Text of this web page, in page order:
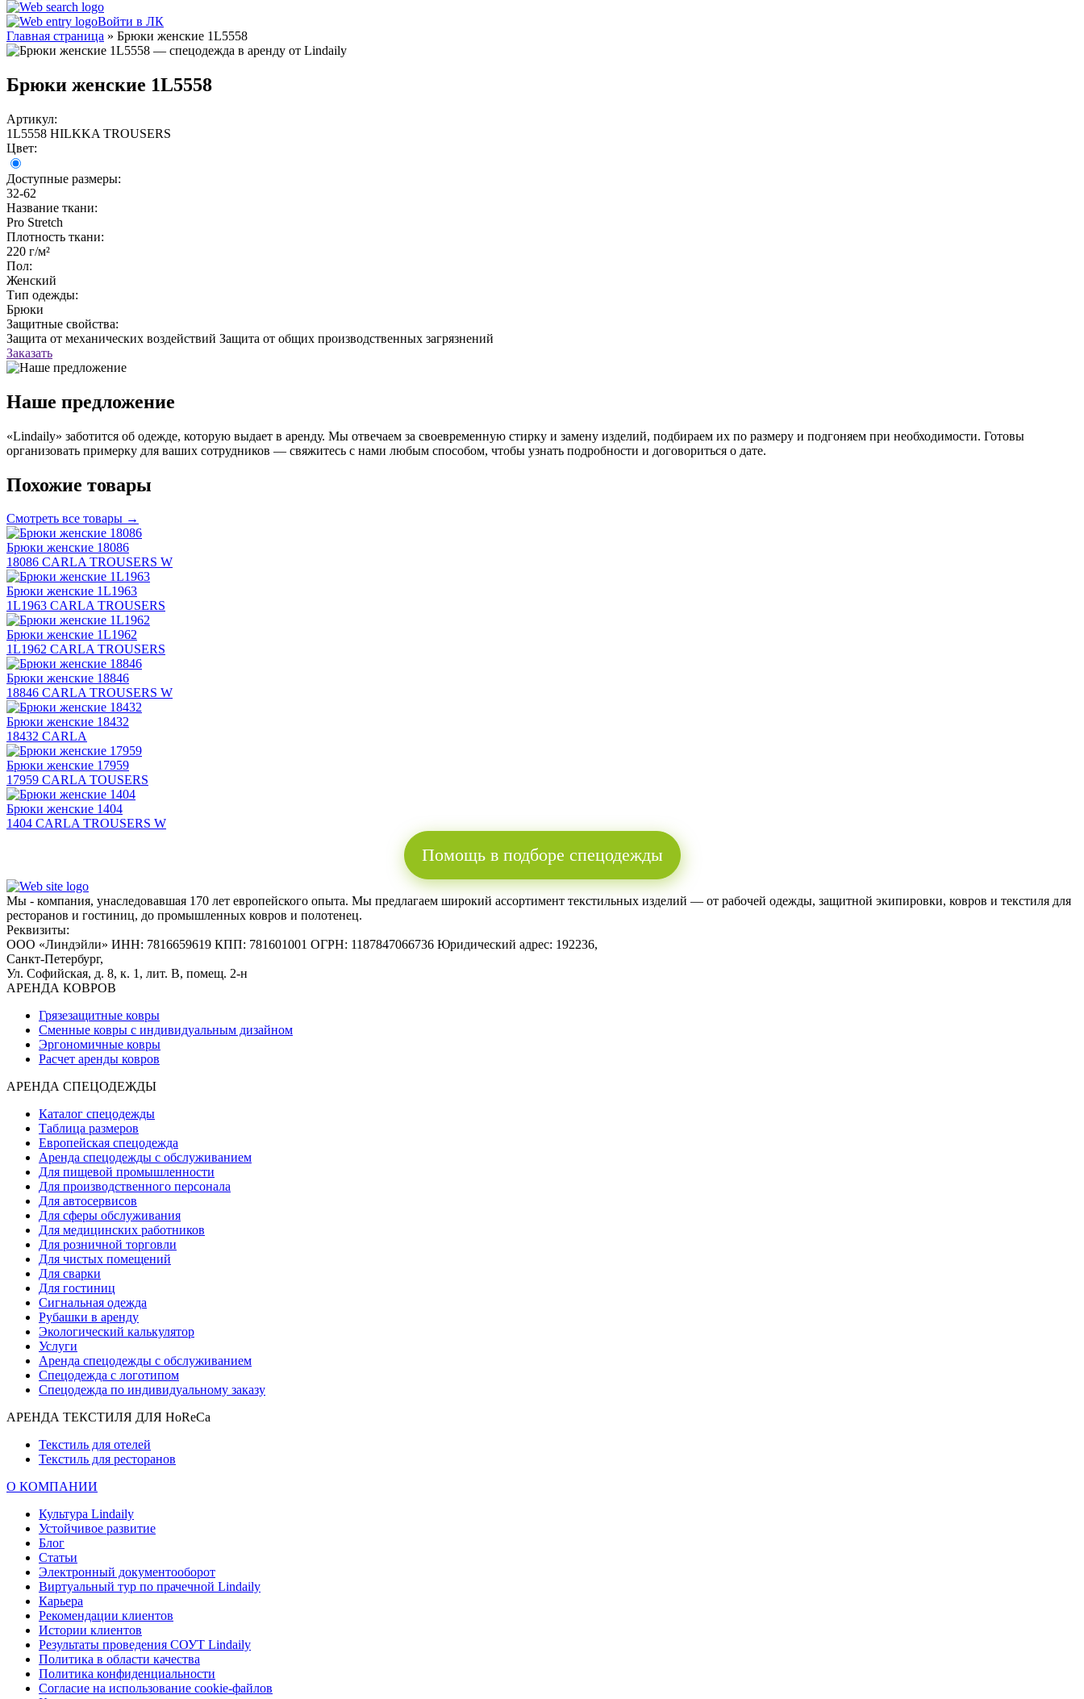
Войти в ЛК
Главная страница » Брюки женские 1L5558
Брюки женские 1L5558
Артикул:
1L5558 HILKKA TROUSERS
Цвет:
Доступные размеры:
32-62
Название ткани:
Pro Stretch
Плотность ткани:
220 г/м²
Пол:
Женский
Тип одежды:
Брюки
Защитные свойства:
Защита от механических воздействий Защита от общих производственных загрязнений
Заказать
Наше предложение
«Lindaily» заботится об одежде, которую выдает в аренду. Мы отвечаем за своевременную стирку и замену изделий, подбираем их по размеру и подгоняем при необходимости. Готовы
организовать примерку для ваших сотрудников — свяжитесь с нами любым способом, чтобы узнать подробности и договориться о дате.
Похожие товары
Смотреть все товары →
Брюки женские 18086
18086 CARLA TROUSERS W
Брюки женские 1L1963
1L1963 CARLA TROUSERS
Брюки женские 1L1962
1L1962 CARLA TROUSERS
Брюки женские 18846
18846 CARLA TROUSERS W
Брюки женские 18432
18432 CARLA
Брюки женские 17959
17959 CARLA TOUSERS
Брюки женские 1404
1404 CARLA TROUSERS W
Помощь в подборе спецодежды
Мы - компания, унаследовавшая 170 лет европейского опыта. Мы предлагаем широкий ассортимент текстильных изделий — от рабочей одежды, защитной экипировки, ковров и текстиля для
ресторанов и гостиниц, до промышленных ковров и полотенец.
Реквизиты:
ООО «Линдэйли» ИНН: 7816659619 КПП: 781601001 ОГРН: 1187847066736 Юридический адрес: 192236,
Санкт-Петербург,
Ул. Софийская, д. 8, к. 1, лит. В, помещ. 2-н
АРЕНДА КОВРОВ
Грязезащитные ковры
Сменные ковры с индивидуальным дизайном
Эргономичные ковры
Расчет аренды ковров
АРЕНДА СПЕЦОДЕЖДЫ
Каталог спецодежды
Таблица размеров
Европейская спецодежда
Аренда спецодежды с обслуживанием
Для пищевой промышленности
Для производственного персонала
Для автосервисов
Для сферы обслуживания
Для медицинских работников
Для розничной торговли
Для чистых помещений
Для сварки
Для гостиниц
Сигнальная одежда
Рубашки в аренду
Экологический калькулятор
Услуги
Аренда спецодежды с обслуживанием
Спецодежда с логотипом
Спецодежда по индивидуальному заказу
АРЕНДА ТЕКСТИЛЯ ДЛЯ HoReCa
Текстиль для отелей
Текстиль для ресторанов
О КОМПАНИИ
Культура Lindaily
Устойчивое развитие
Блог
Статьи
Электронный документооборот
Виртуальный тур по прачечной Lindaily
Карьера
Рекомендации клиентов
Истории клиентов
Результаты проведения СОУТ Lindaily
Политика в области качества
Политика конфиденциальности
Согласие на использование cookie-файлов